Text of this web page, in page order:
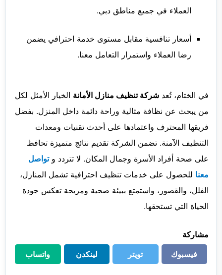
العملاء في جميع مناطق دبي.
أسعار تنافسية مقابل مستوى خدمة احترافي يضمن
رضا العملاء واستمرار التعامل معنا.
في الختام، تُعد شركة تنظيف منازل الأمانة الخيار الأمثل لكل
من يبحث عن نظافة مثالية وراحة دائمة داخل المنزل. بفضل
فريقها المحترف واعتمادها على أحدث تقنيات ومعدات
التنظيف الآمنة. تضمن الشركة تقديم نتائج متميزة تحافظ
على صحة أفراد الأسرة وجمال المكان. لا تتردد وتواصل
معنا للحصول على خدمات تنظيف احترافية تشمل المنازل،
الفلل، والقصور، واستمتع ببيئة صحية ومريحة تعكس جودة
الحياة التي تستحقها.
مشاركة
فيسبوك
فيسبوك
تويتر
تويتر
لينكدن
لينكدن
واتساب
واتساب